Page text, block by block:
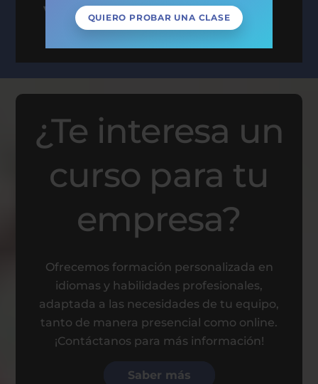
Villalba y mejora tu futuro!
¿Te interesa un
curso para tu
empresa?
Ofrecemos formación personalizada en
idiomas y habilidades profesionales,
adaptada a las necesidades de tu equipo,
tanto de manera presencial como online.
¡Contáctanos para más información!
Saber más